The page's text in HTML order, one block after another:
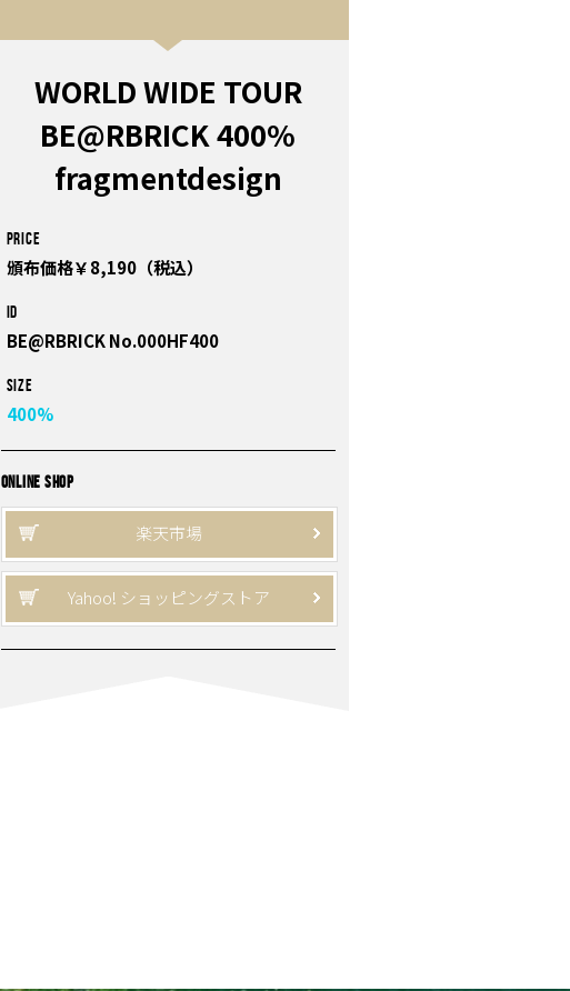
WORLD WIDE TOUR
BE@RBRICK 400%
fragmentdesign
PRICE
頒布価格￥8,190（税込）
ID
BE@RBRICK No.000HF400
Size
400%
ONLINE SHOP
楽天市場
Yahoo! ショッピングストア